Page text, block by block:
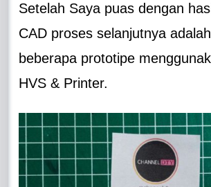
Setelah Saya puas dengan
CAD proses selanjutnya
beberapa prototipe
HVS & Printer.